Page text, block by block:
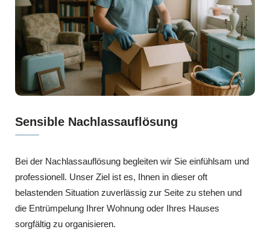
Sensible Nachlassauflösung
Bei der Nachlassauflösung begleiten wir Sie einfühlsam und
professionell. Unser Ziel ist es, Ihnen in dieser oft
belastenden Situation zuverlässig zur Seite zu stehen und
die Entrümpelung Ihrer Wohnung oder Ihres Hauses
sorgfältig zu organisieren.